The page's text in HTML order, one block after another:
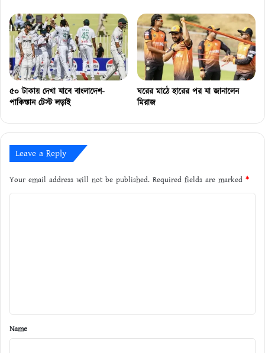
৫০ টাকায় দেখা যাবে বাংলাদেশ-
পাকিস্তান টেস্ট লড়াই
ঘরের মাঠে হারের পর যা জানালেন
মিরাজ
Leave a Reply
Your email address will not be published. Required fields are marked *
*
Name